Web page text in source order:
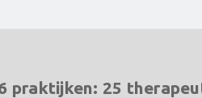
praktijken: 25